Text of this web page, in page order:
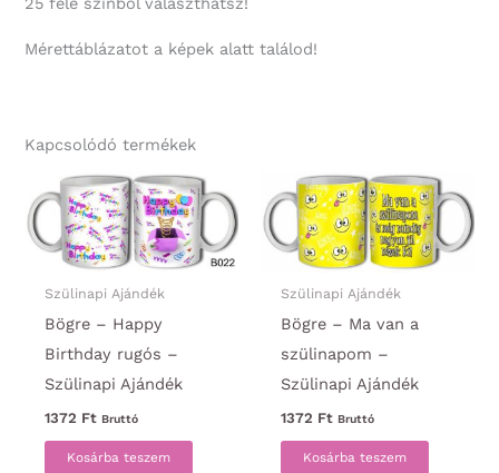
Mérettáblázatot a képek alatt találod!
Kapcsolódó termékek
Szülinapi Ajándék
Bögre – Happy
Birthday rugós –
Szülinapi Ajándék
1372 Ft Bruttó
Kosárba teszem
Szülinapi Ajándék
Bögre – Ma van a
szülinapom –
Szülinapi Ajándék
1372 Ft Bruttó
Kosárba teszem